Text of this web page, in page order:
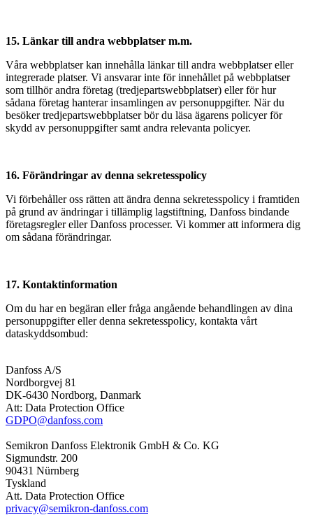
15. Länkar till andra webbplatser m.m.
Våra webbplatser kan innehålla länkar till andra webbplatser eller
integrerade platser. Vi ansvarar inte för innehållet på webbplatser
som tillhör andra företag (tredjepartswebbplatser) eller för hur
sådana företag hanterar insamlingen av personuppgifter. När du
besöker tredjepartswebbplatser bör du läsa ägarens policyer för
skydd av personuppgifter samt andra relevanta policyer.
16. Förändringar av denna sekretesspolicy
Vi förbehåller oss rätten att ändra denna sekretesspolicy i framtiden
på grund av ändringar i tillämplig lagstiftning, Danfoss bindande
företagsregler eller Danfoss processer. Vi kommer att informera dig
om sådana förändringar.
17. Kontaktinformation
Om du har en begäran eller fråga angående behandlingen av dina
personuppgifter eller denna sekretesspolicy, kontakta vårt
dataskyddsombud:
Danfoss A/S
Nordborgvej 81
DK-6430 Nordborg, Danmark
Att: Data Protection Office
GDPO@danfoss.com
Semikron Danfoss Elektronik GmbH & Co. KG
Sigmundstr. 200
90431 Nürnberg
Tyskland
Att. Data Protection Office
privacy@semikron-danfoss.com